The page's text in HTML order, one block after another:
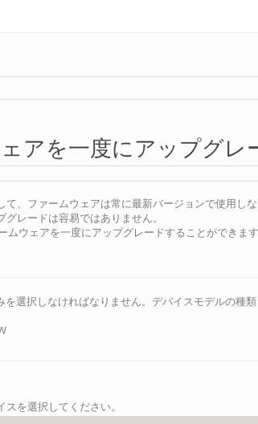
アを一度にアップグレ
、ファームウェアは常に最新バージョンで使用し
レードは容易ではありません。
ムウェアを一度にアップグレードすることができま
を選択しなければなりません。デバイスモデルの種
を選択してください。